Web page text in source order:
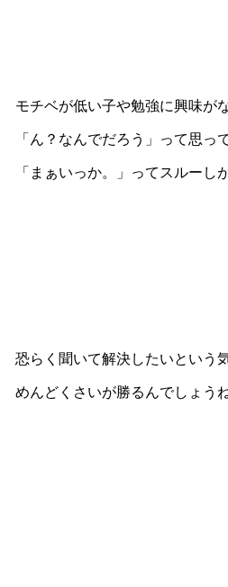
モチベが低い子や勉強に興味が
「ん？なんでだろう」って思っ
「まぁいっか。」ってスルーし
恐らく聞いて解決したいという
めんどくさいが勝るんでしょう